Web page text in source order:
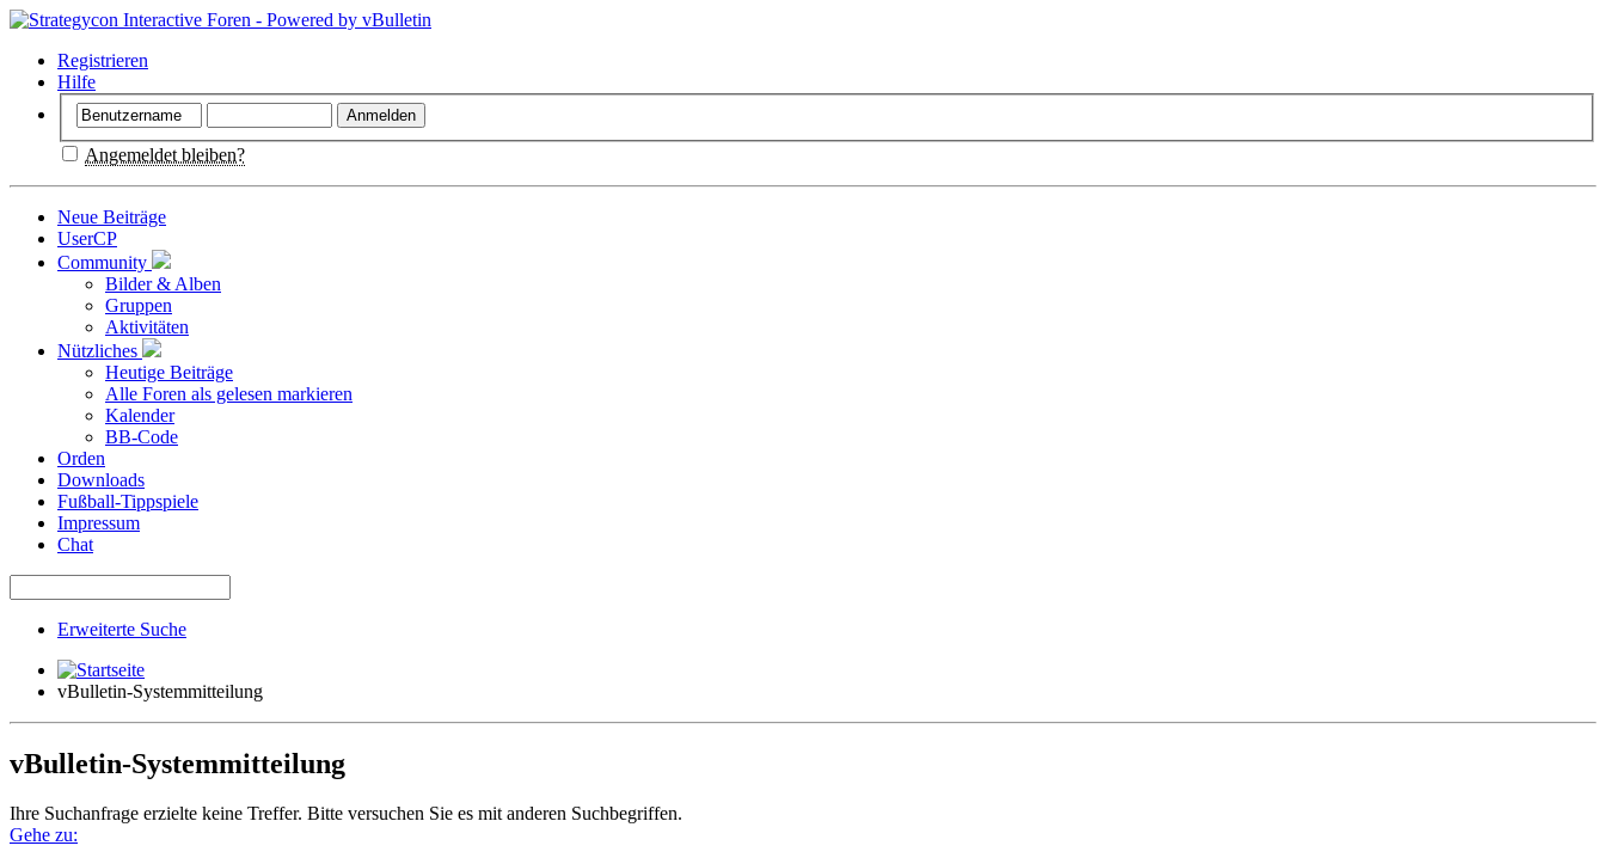
Registrieren
Hilfe
Angemeldet bleiben?
Neue Beiträge
UserCP
Community
Bilder & Alben
Gruppen
Aktivitäten
Nützliches
Heutige Beiträge
Alle Foren als gelesen markieren
Kalender
BB-Code
Orden
Downloads
Fußball-Tippspiele
Impressum
Chat
Erweiterte Suche
vBulletin-Systemmitteilung
vBulletin-Systemmitteilung
Ihre Suchanfrage erzielte keine Treffer. Bitte versuchen Sie es mit anderen Suchbegriffen.
Gehe zu: